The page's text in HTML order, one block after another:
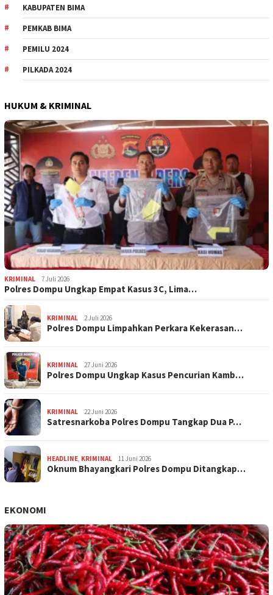
KABUPATEN BIMA
PEMKAB BIMA
PEMILU 2024
PILKADA 2024
HUKUM & KRIMINAL
KRIMINAL 7 Juli 2026
Polres Dompu Ungkap Empat Kasus 3C, Lima…
KRIMINAL 2 Juli 2026
Polres Dompu Limpahkan Perkara Kekerasan…
KRIMINAL 27 Juni 2026
Polres Dompu Ungkap Kasus Pencurian Kamb…
KRIMINAL 22 Juni 2026
Satresnarkoba Polres Dompu Tangkap Dua P…
HEADLINE KRIMINAL 11 Juni 2026
Oknum Bhayangkari Polres Dompu Ditangkap…
EKONOMI